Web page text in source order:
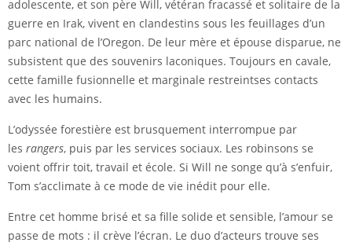
adolescente, et son père Will, vétéran fracassé et solitaire de la
guerre en Irak, vivent en clandestins sous les feuillages d’un
parc national de l’Oregon. De leur mère et épouse disparue, ne
subsistent que des souvenirs laconiques. Toujours en cavale,
cette famille fusionnelle et marginale restreintses contacts
avec les humains.
L’odyssée forestière est brusquement interrompue par
les rangers, puis par les services sociaux. Les robinsons se
voient offrir toit, travail et école. Si Will ne songe qu’à s’enfuir,
Tom s’acclimate à ce mode de vie inédit pour elle.
Entre cet homme brisé et sa fille solide et sensible, l’amour se
passe de mots : il crève l’écran. Le duo d’acteurs trouve ses